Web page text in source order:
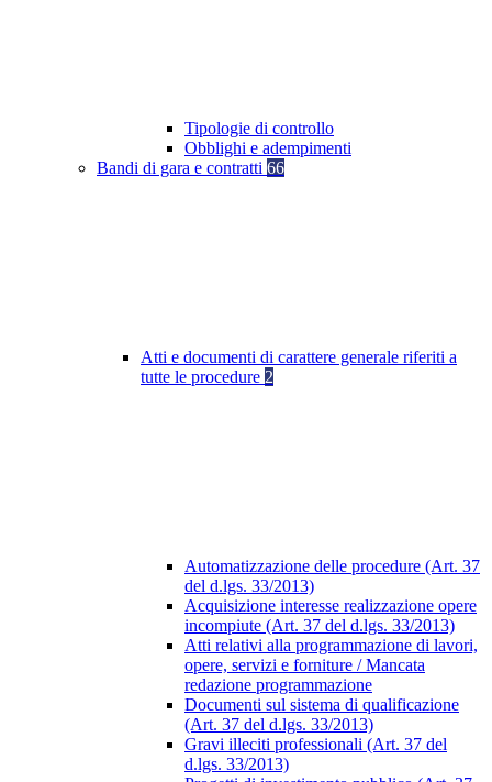
Tipologie di controllo
Obblighi e adempimenti
Bandi di gara e contratti 66
Atti e documenti di carattere generale riferiti a
tutte le procedure 2
Automatizzazione delle procedure (Art. 37
del d.lgs. 33/2013)
Acquisizione interesse realizzazione opere
incompiute (Art. 37 del d.lgs. 33/2013)
Atti relativi alla programmazione di lavori,
opere, servizi e forniture / Mancata
redazione programmazione
Documenti sul sistema di qualificazione
(Art. 37 del d.lgs. 33/2013)
Gravi illeciti professionali (Art. 37 del
d.lgs. 33/2013)